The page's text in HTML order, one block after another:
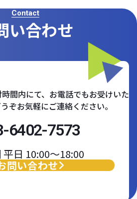
Contact
い合わせ
間内にて、お電話でもお受けいた
ぞお気軽にご連絡ください。
6402-7573
平日 10:00〜18:00
問い合わせ